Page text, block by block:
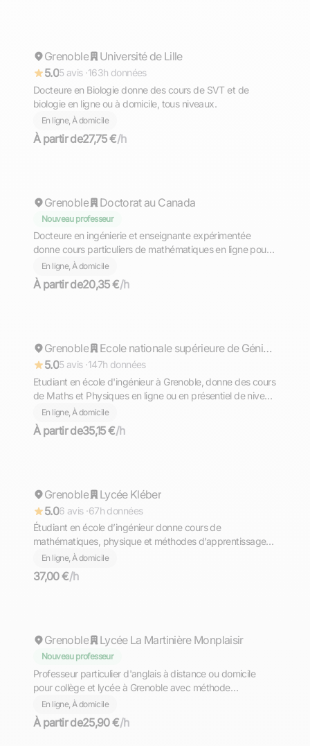
Répond rapidement
Grenoble
Université de Lille
5.05 avis ·163h données
Docteure en Biologie donne des cours de SVT et de
biologie en ligne ou à domicile, tous niveaux.
En ligne, À domicile
À partir de27,75 €/h
Grenoble Doctorat au Canada
Nouveau professeur
Docteure en ingénierie et enseignante expérimentée
donne cours particuliers de mathématiques en ligne pour
tous les niveaux.
En ligne, À domicile
À partir de20,35 €/h
Répond rapidement
Grenoble
Ecole nationale supérieure de Génie industriel - Grenoble INP
5.05 avis ·147h données
Etudiant en école d'ingénieur à Grenoble, donne des cours
de Maths et Physiques en ligne ou en présentiel de niveau
collège, Lycée ou L1. Ancien élève de prépa MPSI/MP.
En ligne, À domicile
À partir de35,15 €/h
Répond rapidement
Grenoble
Lycée Kléber
5.06 avis ·67h données
Étudiant en école d’ingénieur donne cours de
mathématiques, physique et méthodes d’apprentissages
pour collégiens et lycéens sur Grenoble et en ligne
En ligne, À domicile
37,00 €/h
Grenoble Lycée La Martinière Monplaisir
Nouveau professeur
Professeur particulier d'anglais à distance ou domicile
pour collège et lycée à Grenoble avec méthode
bienveillante
En ligne, À domicile
À partir de25,90 €/h